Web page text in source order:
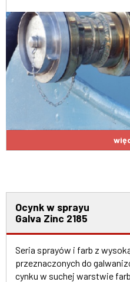
Ocynk w sprayu
Galva Zinc 2185
Seria sprayów i farb z
przeznaczonych do
cynku w suchej warstwie